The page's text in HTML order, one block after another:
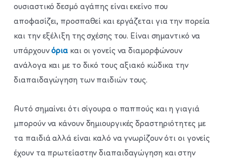
ουσιαστικό δεσμό αγάπης είναι εκείνο που
αποφασίζει, προσπαθεί και εργάζεται για την πορεία
και την εξέλιξη της σχέσης του. Είναι σημαντικό να
υπάρχουνόρια και οι γονείς να διαμορφώνουν
ανάλογα και με το δικό τους αξιακό κώδικα την
διαπαιδαγώγηση των παιδιών τους.
Αυτό σημαίνει ότι σίγουρα ο παππούς και η γιαγιά
μπορούν να κάνουν δημιουργικές δραστηριότητες με
τα παιδιά αλλά είναι καλό να γνωρίζουν ότι οι γονείς
έχουν τα πρωτείαστην διαπαιδαγώγηση και στην